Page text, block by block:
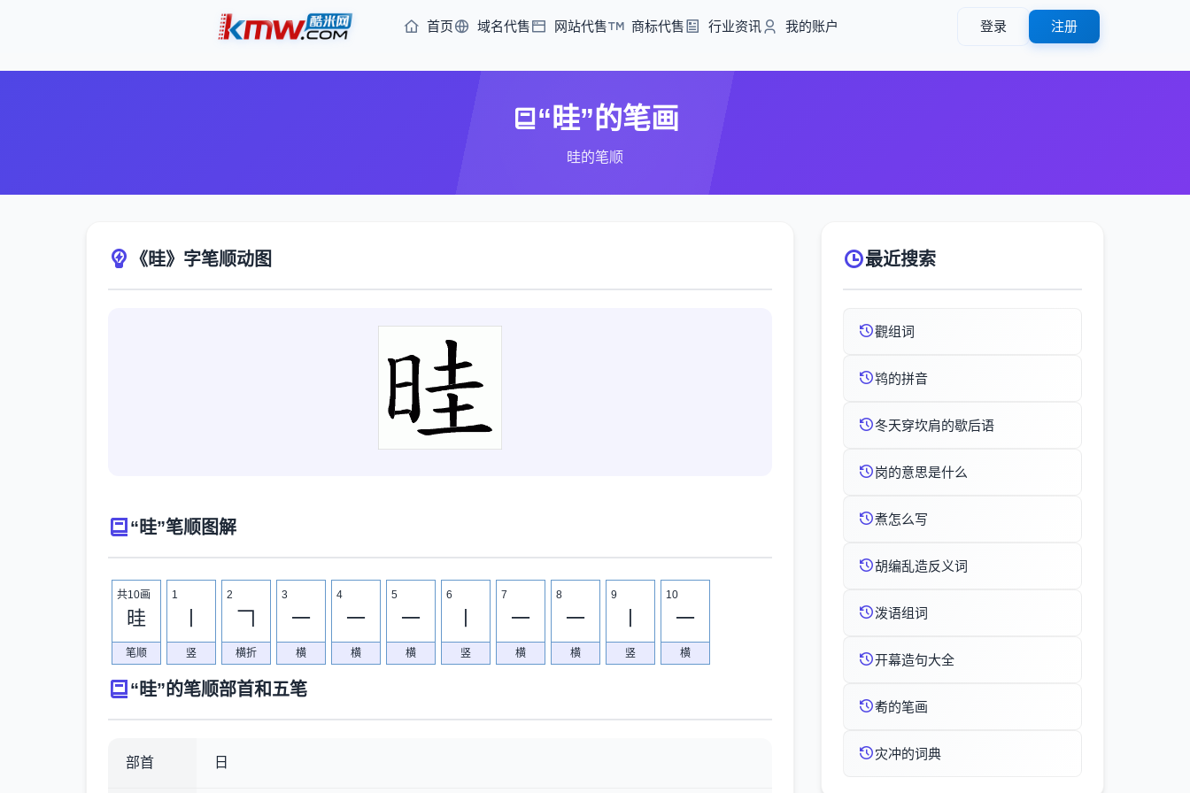
首页 域名代售 网站代售 商标代售 行业资讯 我的账户 登录 注册
“晆”的笔画
晆的笔顺
《晆》字笔顺动图
“晆”笔顺图解
共10画
晆
笔顺
1
竖
2
𠃍
横折
3
一
横
4
一
横
5
一
横
6
竖
7
一
横
8
一
横
9
竖
10
一
横
“晆”的笔顺部首和五笔
部首 日
最近搜索
觀组词
鸨的拼音
冬天穿坎肩的歇后语
岗的意思是什么
煮怎么写
胡编乱造反义词
泼语组词
开幕造句大全
耇的笔画
灾冲的词典